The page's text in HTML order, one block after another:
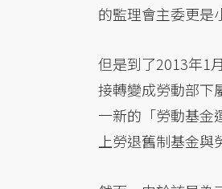
的監理會主委更是
但是到了2013年1
接轉變成勞動部下
一新的「勞動基金
上勞退舊制基金與